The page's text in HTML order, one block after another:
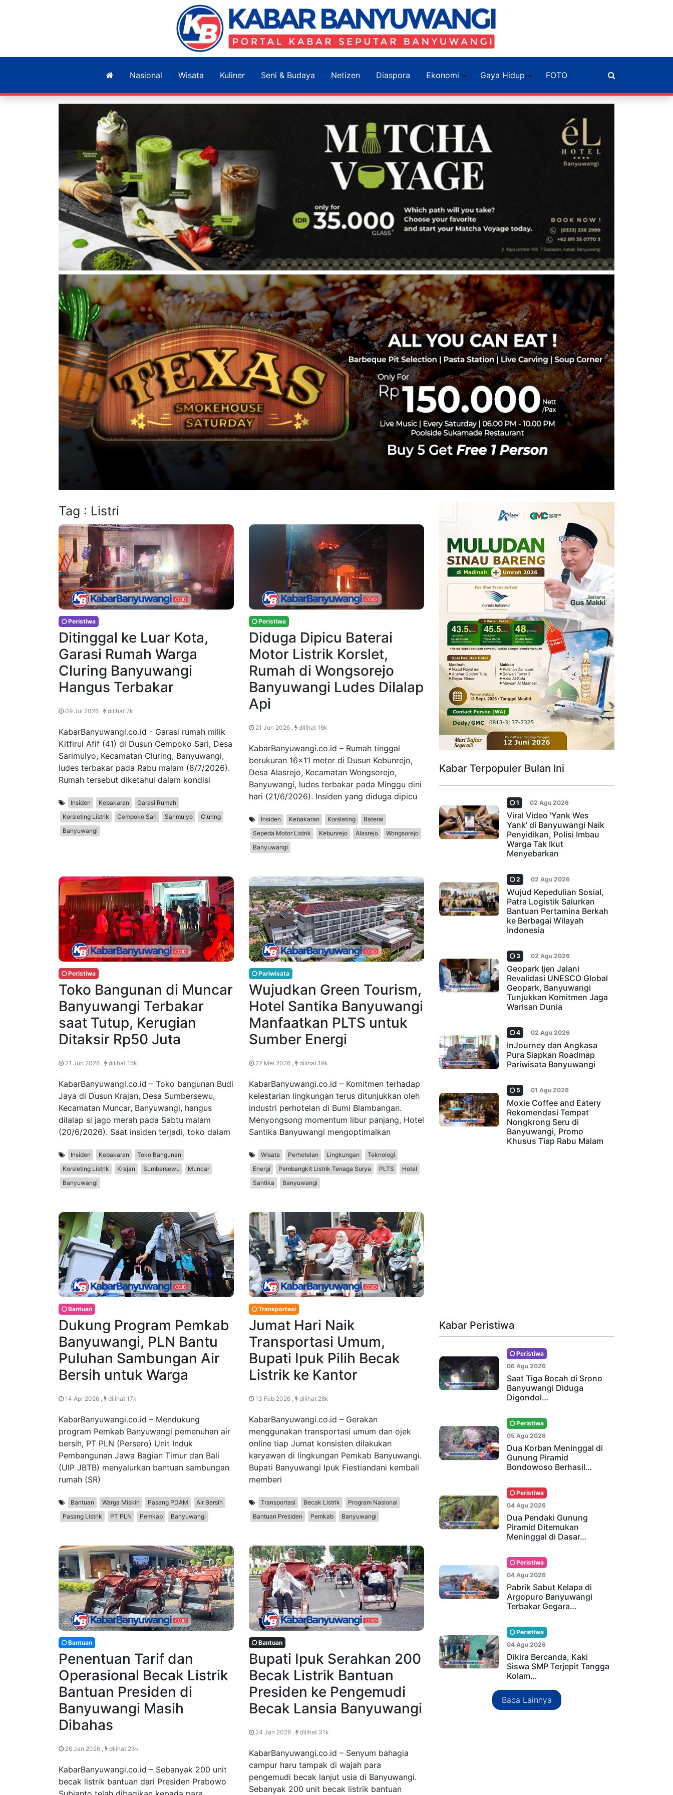
Nasional Wisata Kuliner Seni & Budaya Netizen Diaspora Ekonomi Gaya Hidup FOTO
Tag : Listri
Peristiwa
Ditinggal ke Luar Kota,
Garasi Rumah Warga
Cluring Banyuwangi
Hangus Terbakar
09 Jul 2026 , dilihat 7k
KabarBanyuwangi.co.id - Garasi rumah milik
Kitfirul Afif (41) di Dusun Cempoko Sari, Desa
Sarimulyo, Kecamatan Cluring, Banyuwangi,
ludes terbakar pada Rabu malam (8/7/2026).
Rumah tersebut diketahui dalam kondisi
Insiden Kebakaran
Garasi Rumah
Korsleting Listrik
Cempoko Sari Sarimulyo
Cluring
Banyuwangi
Peristiwa
Diduga Dipicu Baterai
Motor Listrik Korslet,
Rumah di Wongsorejo
Banyuwangi Ludes Dilalap
Api
21 Jun 2026 , dilihat 16k
KabarBanyuwangi.co.id – Rumah tinggal
berukuran 16x11 meter di Dusun Kebunrejo,
Desa Alasrejo, Kecamatan Wongsorejo,
Banyuwangi, ludes terbakar pada Minggu dini
hari (21/6/2026). Insiden yang diduga dipicu
Insiden Kebakaran Korsleting
Baterai
Sepeda Motor Listrik
Kebunrejo Alasrejo
Wongsorejo
Banyuwangi
Peristiwa
Toko Bangunan di Muncar
Banyuwangi Terbakar
saat Tutup, Kerugian
Ditaksir Rp50 Juta
21 Jun 2026 , dilihat 15k
KabarBanyuwangi.co.id – Toko bangunan Budi
Jaya di Dusun Krajan, Desa Sumbersewu,
Kecamatan Muncar, Banyuwangi, hangus
dilalap si jago merah pada Sabtu malam
(20/6/2026). Saat insiden terjadi, toko dalam
Insiden Kebakaran
Toko Bangunan
Korsleting Listrik
Krajan Sumbersewu
Muncar
Banyuwangi
Pariwisata
Wujudkan Green Tourism,
Hotel Santika Banyuwangi
Manfaatkan PLTS untuk
Sumber Energi
22 Mei 2026 , dilihat 19k
KabarBanyuwangi.co.id – Komitmen terhadap
kelestarian lingkungan terus ditunjukkan oleh
industri perhotelan di Bumi Blambangan.
Menyongsong momentum libur panjang, Hotel
Santika Banyuwangi mengoptimalkan
Wisata Perhotelan Lingkungan
Teknologi
Energi
Pembangkit Listrik Tenaga Surya PLTS
Hotel
Santika
Banyuwangi
Bantuan
Dukung Program Pemkab
Banyuwangi, PLN Bantu
Puluhan Sambungan Air
Bersih untuk Warga
14 Apr 2026 , dilihat 17k
KabarBanyuwangi.co.id – Mendukung
program Pemkab Banyuwangi pemenuhan air
bersih, PT PLN (Persero) Unit Induk
Pembangunan Jawa Bagian Timur dan Bali
(UIP JBTB) menyalurkan bantuan sambungan
rumah (SR)
Bantuan Warga Miskin Pasang PDAM
Air Bersih
Pasang Listrik
PT PLN Pemkab Banyuwangi
Transportasi
Jumat Hari Naik
Transportasi Umum,
Bupati Ipuk Pilih Becak
Listrik ke Kantor
13 Feb 2026 , dilihat 28k
KabarBanyuwangi.co.id – Gerakan
menggunakan transportasi umum dan ojek
online tiap Jumat konsisten dilakukan
karyawan di lingkungan Pemkab Banyuwangi.
Bupati Banyuwangi Ipuk Fiestiandani kembali
memberi
Transportasi Becak Listrik
Program Nasional
Bantuan Presiden
Pemkab Banyuwangi
Bantuan
Penentuan Tarif dan
Operasional Becak Listrik
Bantuan Presiden di
Banyuwangi Masih
Dibahas
26 Jan 2026 , dilihat 23k
KabarBanyuwangi.co.id – Sebanyak 200 unit
becak listrik bantuan dari Presiden Prabowo
Bantuan
Bupati Ipuk Serahkan 200
Becak Listrik Bantuan
Presiden ke Pengemudi
Becak Lansia Banyuwangi
24 Jan 2026 , dilihat 31k
KabarBanyuwangi.co.id – Senyum bahagia
campur haru tampak di wajah para
pengemudi becak lanjut usia di Banyuwangi.
Sebanyak 200 unit becak listrik bantuan
Kabar Terpopuler Bulan Ini
1 02 Agu 2026
Viral Video 'Yank Wes
Yank' di Banyuwangi Naik
Penyidikan, Polisi Imbau
Warga Tak Ikut
Menyebarkan
2 02 Agu 2026
Wujud Kepedulian Sosial,
Patra Logistik Salurkan
Bantuan Pertamina Berkah
ke Berbagai Wilayah
Indonesia
3 02 Agu 2026
Geopark Ijen Jalani
Revalidasi UNESCO Global
Geopark, Banyuwangi
Tunjukkan Komitmen Jaga
Warisan Dunia
4 02 Agu 2026
InJourney dan Angkasa
Pura Siapkan Roadmap
Pariwisata Banyuwangi
5 01 Agu 2026
Moxie Coffee and Eatery
Rekomendasi Tempat
Nongkrong Seru di
Banyuwangi, Promo
Khusus Tiap Rabu Malam
Kabar Peristiwa
Peristiwa
06 Agu 2026
Saat Tiga Bocah di Srono
Banyuwangi Diduga
Digondol…
Peristiwa
05 Agu 2026
Dua Korban Meninggal di
Gunung Piramid
Bondowoso Berhasil…
Peristiwa
04 Agu 2026
Dua Pendaki Gunung
Piramid Ditemukan
Meninggal di Dasar…
Peristiwa
04 Agu 2026
Pabrik Sabut Kelapa di
Argopuro Banyuwangi
Terbakar Gegara…
Peristiwa
04 Agu 2026
Dikira Bercanda, Kaki
Siswa SMP Terjepit Tangga
Kolam…
Baca Lainnya